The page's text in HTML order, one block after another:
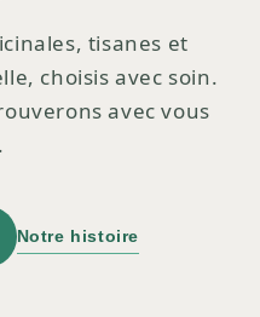
tisanes et
choisis avec soin.
avec vous
Notre histoire